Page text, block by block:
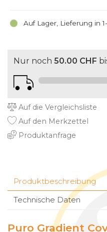
Auf Lager, Lieferung in
Nur noch 50.00 CHF
Auf die Vergleichsliste
Auf den Merkzettel
Produktanfrage
Produktbeschreibung
Technische Daten
Puro Gradient